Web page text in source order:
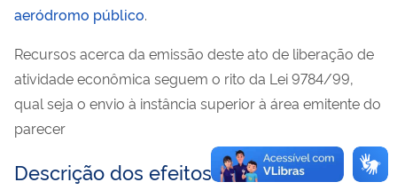
aeródromo público.
Recursos acerca da emissão deste ato de liberação de
atividade econômica seguem o rito da Lei 9784/99,
qual seja o envio à instância superior à área emitente do
parecer
Descrição dos efeitos dos níveis de